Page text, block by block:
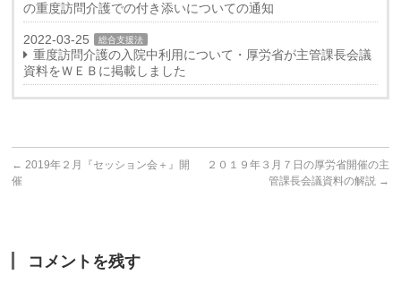
の重度訪問介護での付き添いについての通知
2022-03-25 総合支援法
重度訪問介護の入院中利用について・厚労省が主管課長会議
資料をＷＥＢに掲載しました
← 2019年２月『セッション会＋』開
催
２０１９年３月７日の厚労省開催の主
管課長会議資料の解説 →
コメントを残す